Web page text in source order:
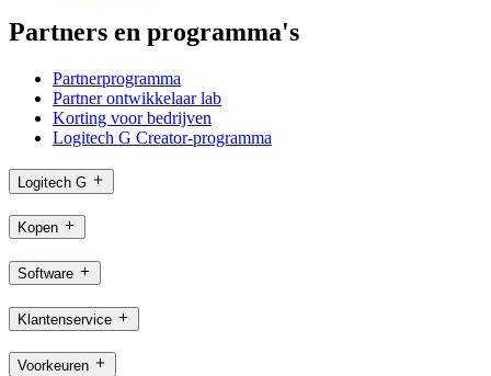
Partners en programma's
Partnerprogramma
Partner ontwikkelaar lab
Korting voor bedrijven
Logitech G Creator-programma
Logitech G
Kopen
Software
Klantenservice
Voorkeuren